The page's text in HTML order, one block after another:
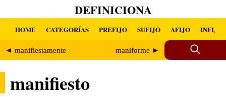
DEFINICIONA
HOME CATEGORÍAS PREFIJO SUFIJO AFIJO INFIJO
◄ manifiestamente maniforme ►
manifiesto